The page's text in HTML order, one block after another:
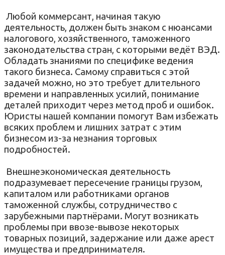
Любой коммерсант, начиная такую
деятельность, должен быть знаком с нюансами
налогового, хозяйственного, таможенного
законодательства стран, с которыми ведёт ВЭД.
Обладать знаниями по специфике ведения
такого бизнеса. Самому справиться с этой
задачей можно, но это требует длительного
времени и направленных усилий, понимание
деталей приходит через метод проб и ошибок.
Юристы нашей компании помогут Вам избежать
всяких проблем и лишних затрат с этим
бизнесом из-за незнания торговых
подробностей.
Внешнеэкономическая деятельность
подразумевает пересечение границы грузом,
капиталом или работниками органов
таможенной службы, сотрудничество с
зарубежными партнёрами. Могут возникать
проблемы при ввозе-вывозе некоторых
товарных позиций, задержание или даже арест
имущества и предпринимателя.